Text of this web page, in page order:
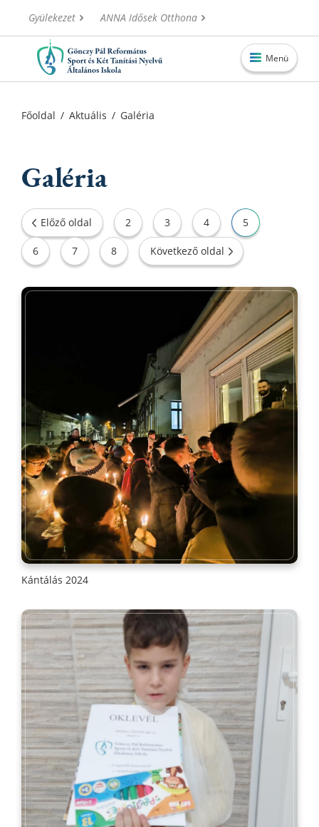
Gyülekezet ANNA Idősek Otthona
Menü
Alapítvány
Információk
Oktatás
Főoldal / Aktuális / Galéria
Galéria
Előző oldal 2 3 4 5
6 7 8 Következő oldal
Kántálás 2024